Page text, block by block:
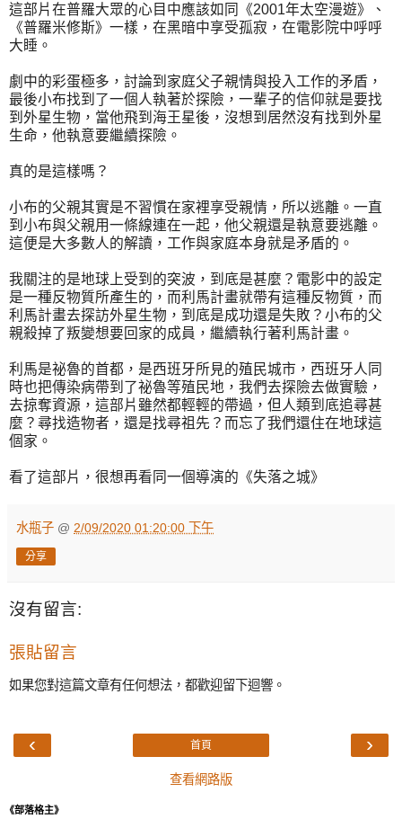
這部片在普羅大眾的心目中應該如同《2001年太空漫遊》、
《普羅米修斯》一樣，在黑暗中享受孤寂，在電影院中呼呼
大睡。
劇中的彩蛋極多，討論到家庭父子親情與投入工作的矛盾，
最後小布找到了一個人執著於探險，一輩子的信仰就是要找
到外星生物，當他飛到海王星後，沒想到居然沒有找到外星
生命，他執意要繼續探險。
真的是這樣嗎？
小布的父親其實是不習慣在家裡享受親情，所以逃離。一直
到小布與父親用一條線連在一起，他父親還是執意要逃離。
這便是大多數人的解讀，工作與家庭本身就是矛盾的。
我關注的是地球上受到的突波，到底是甚麼？電影中的設定
是一種反物質所產生的，而利馬計畫就帶有這種反物質，而
利馬計畫去探訪外星生物，到底是成功還是失敗？小布的父
親殺掉了叛變想要回家的成員，繼續執行著利馬計畫。
利馬是祕魯的首都，是西班牙所見的殖民城市，西班牙人同
時也把傳染病帶到了祕魯等殖民地，我們去探險去做實驗，
去掠奪資源，這部片雖然都輕輕的帶過，但人類到底追尋甚
麼？尋找造物者，還是找尋祖先？而忘了我們還住在地球這
個家。
看了這部片，很想再看同一個導演的《失落之城》
水瓶子 @ 2/09/2020 01:20:00 下午
分享
沒有留言:
張貼留言
如果您對這篇文章有任何想法，都歡迎留下迴響。
‹ ›
首頁
查看網路版
《部落格主》